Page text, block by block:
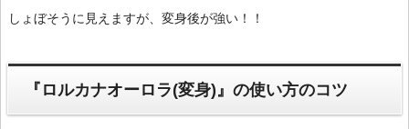
しょぼそうに見えますが、変身後が強い！！
『ロルカナオーロラ(変身)』の使い方のコツ